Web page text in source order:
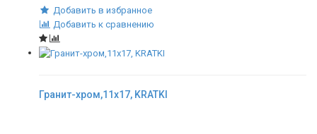
Добавить в избранное
Добавить к сравнению
Гранит-хром,11x17, KRATKI